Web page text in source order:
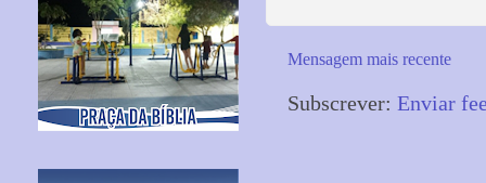
Mensagem mais recente
Subscrever: Enviar